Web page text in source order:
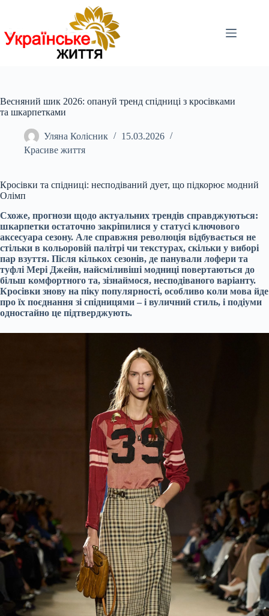
Весняний шик 2026: опануй тренд спідниці з кросівками
та шкарпетками
Уляна Колісник
15.03.2026
Красиве життя
Кросівки та спідниці: несподіваний дует, що підкорює модний
Олімп
Схоже, прогнози щодо актуальних трендів справджуються:
шкарпетки остаточно закріпилися у статусі ключового
аксесуара сезону. Але справжня революція відбувається не
стільки в кольоровій палітрі чи текстурах, скільки у виборі
пар взуття. Після кількох сезонів, де панували лофери та
туфлі Мері Джейн, найсміливіші модниці повертаються до
більш комфортного та, зізнаймося, несподіваного варіанту.
Кросівки знову на піку популярності, особливо коли мова йде
про їх поєднання зі спідницями – і вуличний стиль, і подіуми
одностайно це підтверджують.